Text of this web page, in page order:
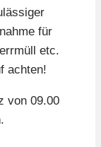
für
etc.
achten!
von 09.00